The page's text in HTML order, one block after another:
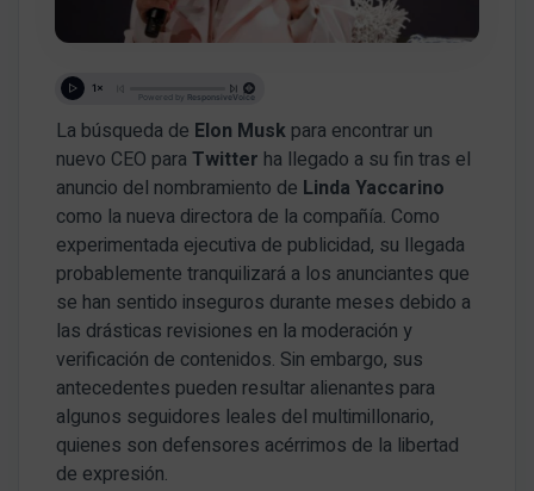
La búsqueda de Elon Musk para encontrar un
nuevo CEO paraTwitter ha llegado a su fin tras el
anuncio del nombramiento de Linda Yaccarino
como la nueva directora de la compañía. Como
experimentada ejecutiva de publicidad, su llegada
probablemente tranquilizará a los anunciantes que
se han sentido inseguros durante meses debido a
las drásticas revisiones en la moderación y
verificación de contenidos. Sin embargo, sus
antecedentes pueden resultar alienantes para
algunos seguidores leales del multimillonario,
quienes son defensores acérrimos de la libertad
de expresión.